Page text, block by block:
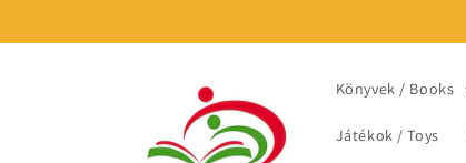
Könyvek / Books
Játékok / Toys